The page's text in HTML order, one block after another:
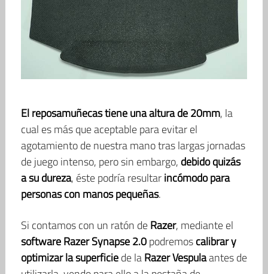
El reposamuñecas tiene una altura de 20mm, la
cual es más que aceptable para evitar el
agotamiento de nuestra mano tras largas jornadas
de juego intenso, pero sin embargo, debido quizás
a su dureza, éste podría resultarincómodo para
personas con manos pequeñas.
Si contamos con un ratón deRazer, mediante el
software Razer Synapse 2.0podremoscalibrar y
optimizar la superficiede laRazer Vespulaantes de